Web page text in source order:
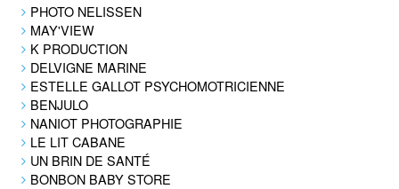
PHOTO NELISSEN
MAY'VIEW
K PRODUCTION
DELVIGNE MARINE
ESTELLE GALLOT PSYCHOMOTRICIENNE
BENJULO
NANIOT PHOTOGRAPHIE
LE LIT CABANE
UN BRIN DE SANTÉ
BONBON BABY STORE